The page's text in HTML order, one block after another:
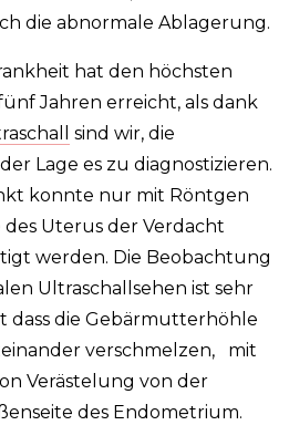
die abnormale Ablagerung.
hat den höchsten
Jahren erreicht, als dank
sind wir, die
Lage es zu diagnostizieren.
konnte nur mit Röntgen
Uterus der Verdacht
werden. Die Beobachtung
Ultraschallsehen ist sehr
dass die Gebärmutterhöhle
verschmelzen, mit
Verästelung von der
des Endometrium.